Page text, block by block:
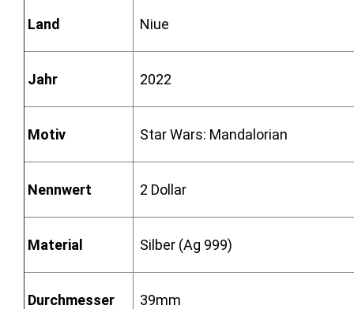
Land Niue
Jahr 2022
Motiv Star Wars: Mandalorian
Nennwert 2 Dollar
Material Silber (Ag 999)
Durchmesser 39mm